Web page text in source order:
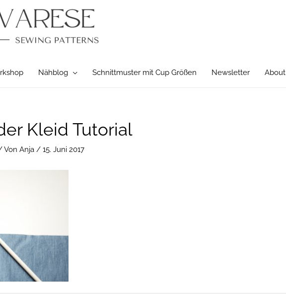
Nähblog Schnittmuster mit Cup Größen Newsletter About
Kleid Tutorial
Von Anja / 15. Juni 2017